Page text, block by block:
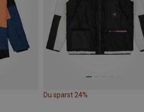
Du sparst 24%